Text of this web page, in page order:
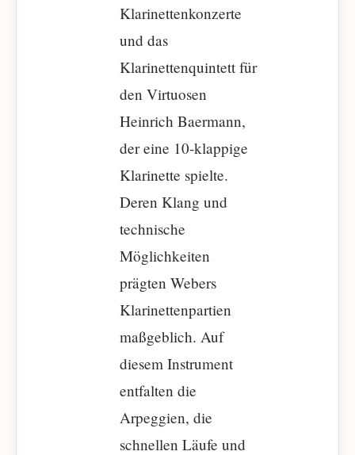
Klarinettenkonzerte
und das
Klarinettenquintett für
den Virtuosen
Heinrich Baermann,
der eine 10-klappige
Klarinette spielte.
Deren Klang und
technische
Möglichkeiten
prägten Webers
Klarinettenpartien
maßgeblich. Auf
diesem Instrument
entfalten die
Arpeggien, die
schnellen Läufe und